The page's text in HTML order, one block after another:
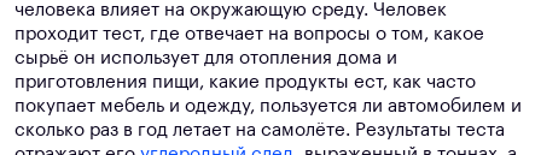
человека влияет на окружающую среду. Человек
проходит тест, где отвечает на вопросы о том, какое
сырьё он использует для отопления дома и
приготовления пищи, какие продукты ест, как часто
покупает мебель и одежду, пользуется ли автомобилем и
сколько раз в год летает на самолёте. Результаты теста